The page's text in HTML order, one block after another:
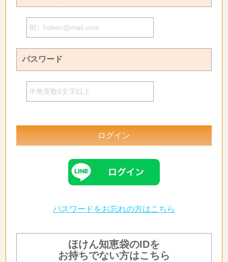
パスワード
パスワードをお忘れの方はこちら
ほけん知恵袋のIDを
お持ちでない方はこちら